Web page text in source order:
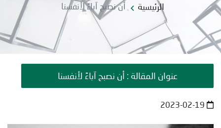
الرئيسية أن نصبح آباءً لأنفسنا
عنوان المقالة : أن نصبح آباءً لأنفسنا